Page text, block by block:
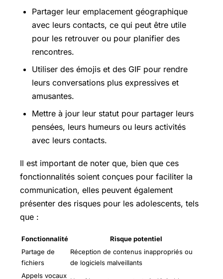
Partager leur emplacement géographique
avec leurs contacts, ce qui peut être utile
pour les retrouver ou pour planifier des
rencontres.
Utiliser des émojis et des GIF pour rendre
leurs conversations plus expressives et
amusantes.
Mettre à jour leur statut pour partager leurs
pensées, leurs humeurs ou leurs activités
avec leurs contacts.
Il est important de noter que, bien que ces
fonctionnalités soient conçues pour faciliter la
communication, elles peuvent également
présenter des risques pour les adolescents, tels
que :
Fonctionnalité
Risque potentiel
Partage de
fichiers
Réception de contenus inappropriés ou
de logiciels malveillants
Appels vocaux